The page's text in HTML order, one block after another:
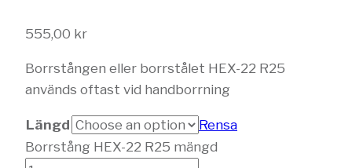
555,00 kr
Borrstången eller borrstålet HEX-22 R25
används oftast vid handborrning
Längd
Rensa
Borrstång HEX-22 R25 mängd